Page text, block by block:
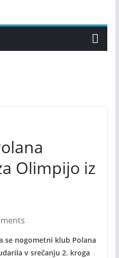
Olimpijo iz
se nogometni klub Polana
v srečanju 2. kroga